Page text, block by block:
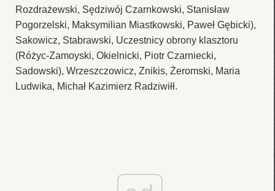
Rozdrażewski, Sędziwój Czarnkowski, Stanisław
Pogorzelski, Maksymilian Miastkowski, Paweł Gębicki),
Sakowicz, Stabrawski, Uczestnicy obrony klasztoru
(Różyc-Zamoyski, Okielnicki, Piotr Czarniecki,
Sadowski), Wrzeszczowicz, Znikis, Żeromski, Maria
Ludwika, Michał Kazimierz Radziwiłł.